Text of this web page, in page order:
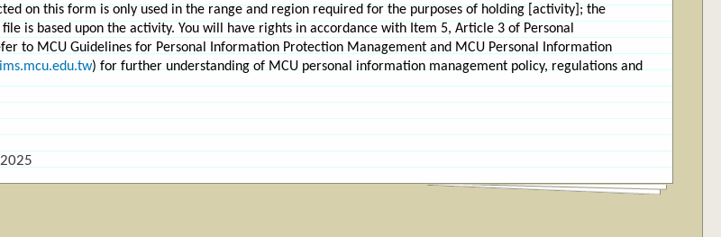
on this form is only used in the range and region required for the purposes of holding [activity]; the
is based upon the activity. You will have rights in accordance with Item 5, Article 3 of Personal
to MCU Guidelines for Personal Information Protection Management and MCU Personal Information
) for further understanding of MCU personal information management policy, regulations and